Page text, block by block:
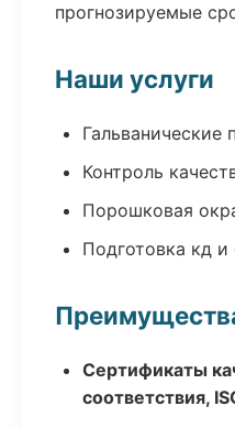
прогнозируемые
Наши услуги
Гальванические
Контроль
Порошковая
Подготовка кд и
Сертификаты
соответствия,